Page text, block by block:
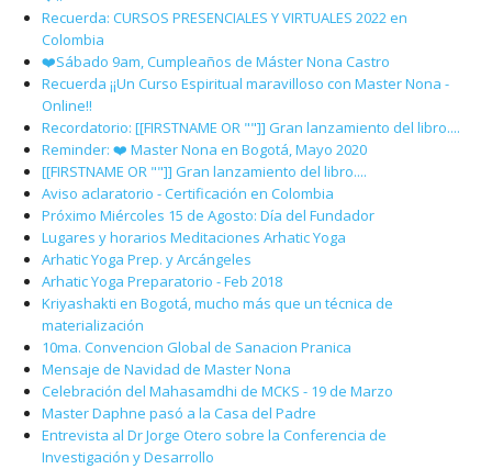
Recuerda: CURSOS PRESENCIALES Y VIRTUALES 2022 en
Colombia
❤️Sábado 9am, Cumpleaños de Máster Nona Castro
Recuerda ¡¡Un Curso Espiritual maravilloso con Master Nona -
Online!!
Recordatorio: [[FIRSTNAME OR ""]] Gran lanzamiento del libro....
Reminder: ❤️ Master Nona en Bogotá, Mayo 2020
[[FIRSTNAME OR ""]] Gran lanzamiento del libro....
Aviso aclaratorio - Certificación en Colombia
Próximo Miércoles 15 de Agosto: Día del Fundador
Lugares y horarios Meditaciones Arhatic Yoga
Arhatic Yoga Prep. y Arcángeles
Arhatic Yoga Preparatorio - Feb 2018
Kriyashakti en Bogotá, mucho más que un técnica de
materialización
10ma. Convencion Global de Sanacion Pranica
Mensaje de Navidad de Master Nona
Celebración del Mahasamdhi de MCKS - 19 de Marzo
Master Daphne pasó a la Casa del Padre
Entrevista al Dr Jorge Otero sobre la Conferencia de
Investigación y Desarrollo